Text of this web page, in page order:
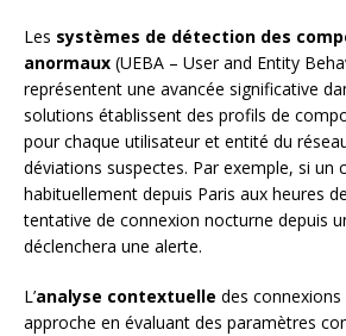
Les systèmes de détection des
anormaux (UEBA – User and Entity
représentent une avancée significative
solutions établissent des profils de
pour chaque utilisateur et entité du
déviations suspectes. Par exemple, si un
habituellement depuis Paris aux heures
tentative de connexion nocturne depuis
déclenchera une alerte.
L’analyse contextuelle des
approche en évaluant des paramètres